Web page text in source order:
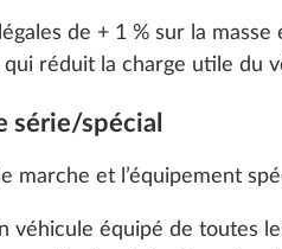
de + 1 % sur la
réduit la charge utile du
série/spécial
marche et l’équipement
véhicule équipé de toutes